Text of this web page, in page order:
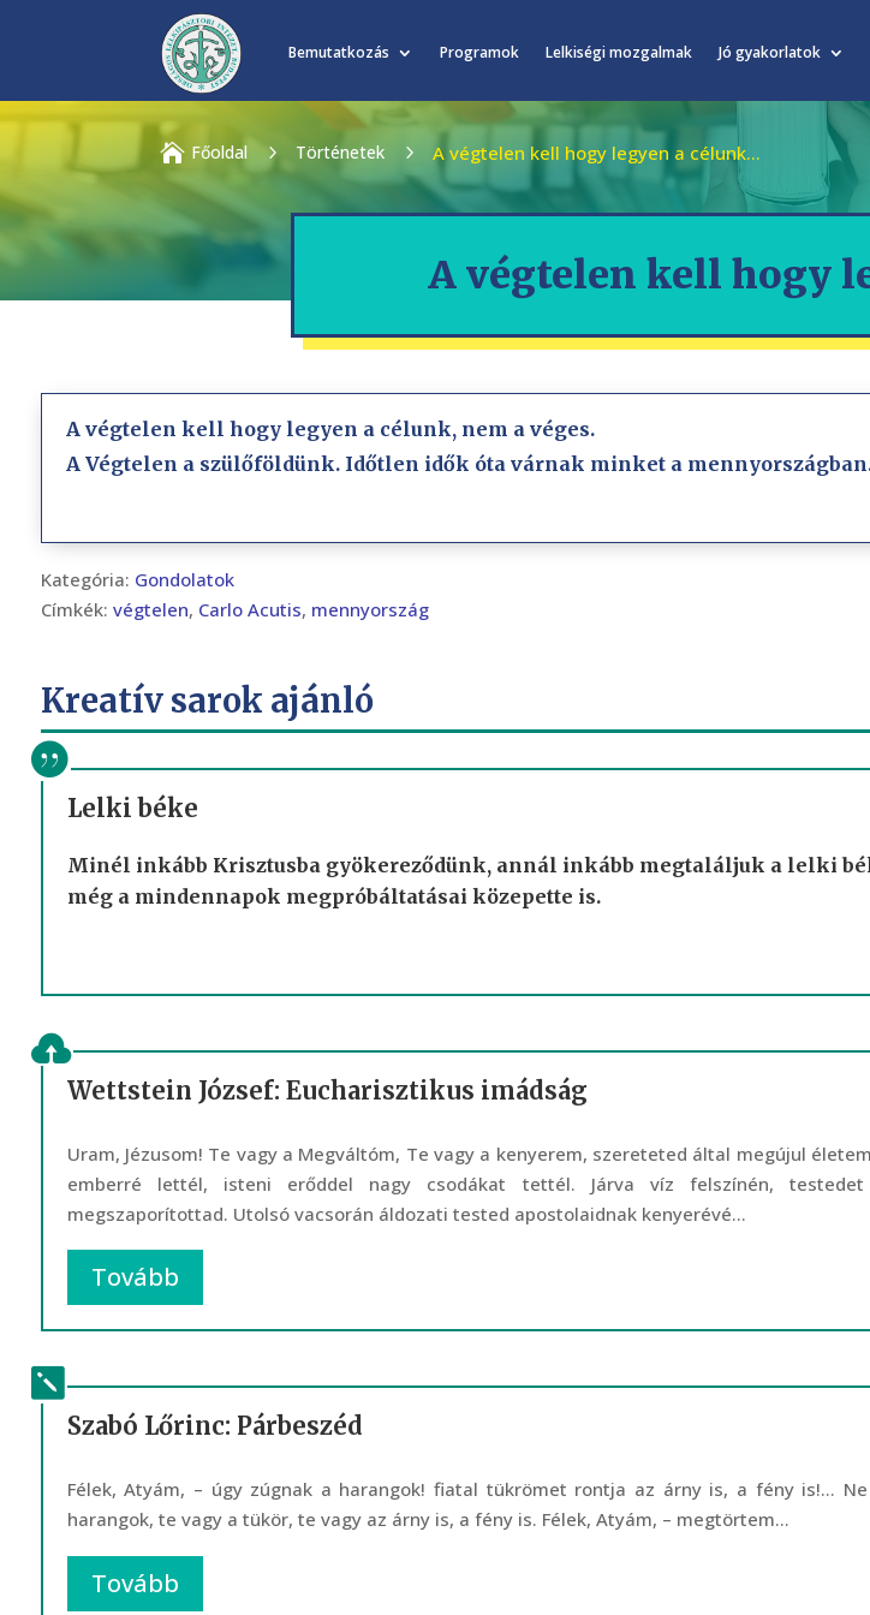
Bemutatkozás Programok Lelkiségi mozgalmak Jó gyakorlatok
 Főoldal 5 Történetek 5 A végtelen kell hogy legyen a célunk…
A végtelen kell hogy
A végtelen kell hogy legyen a célunk, nem a véges.
A Végtelen a szülőföldünk. Időtlen idők óta várnak minket a
Kategória: Gondolatok
Címkék: végtelen, Carlo Acutis, mennyország
Kreatív sarok ajánló
Lelki béke
Minél inkább Krisztusba gyökereződünk, annál inkább megtaláljuk a lelki
még a mindennapok megpróbáltatásai közepette is.
Wettstein József: Eucharisztikus imádság
Uram, Jézusom! Te vagy a Megváltóm, Te vagy a kenyerem, szereteted által megújul
emberré lettél, isteni erőddel nagy csodákat tettél. Járva víz felszínén,
megszaporítottad. Utolsó vacsorán áldozati tested apostolaidnak kenyerévé...
Tovább
Szabó Lőrinc: Párbeszéd
Félek, Atyám, – úgy zúgnak a harangok! fiatal tükrömet rontja az árny is, a fény is!…
harangok, te vagy a tükör, te vagy az árny is, a fény is. Félek, Atyám, – megtörtem...
Tovább